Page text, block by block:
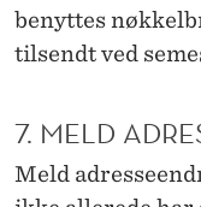
benyttes
tilsendt ved
7. MELD
Meld